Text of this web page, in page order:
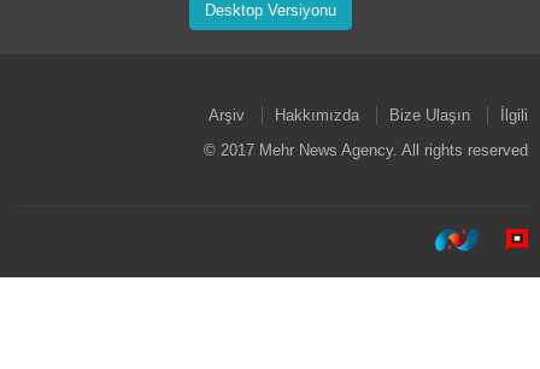
Desktop Versiyonu
Arşiv Hakkımızda Bize Ulaşın
İlgili
© 2017 Mehr News Agency. All rights reserved